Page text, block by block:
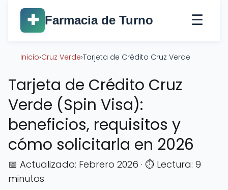
✚ Farmacia de Turno ☰
Inicio›Cruz Verde›Tarjeta de Crédito Cruz Verde
Tarjeta de Crédito Cruz
Verde (Spin Visa):
beneficios, requisitos y
cómo solicitarla en 2026
📅 Actualizado: Febrero 2026 · ⏱️ Lectura: 9
minutos